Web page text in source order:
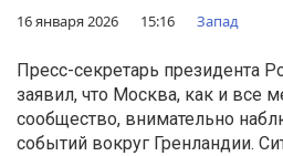
16 января 2026 15:16 Запад
Пресс-секретарь президента
заявил, что Москва, как и все
сообщество, внимательно
событий вокруг Гренландии.